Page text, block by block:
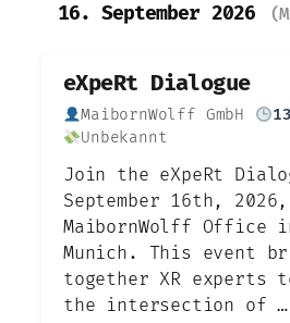
16. September 2026
eXpeRt Dialogue
MaibornWolff GmbH
Unbekannt
Join the eXpeRt
September 16th,
MaibornWolff Office
Munich. This event
together XR experts
the intersection of …